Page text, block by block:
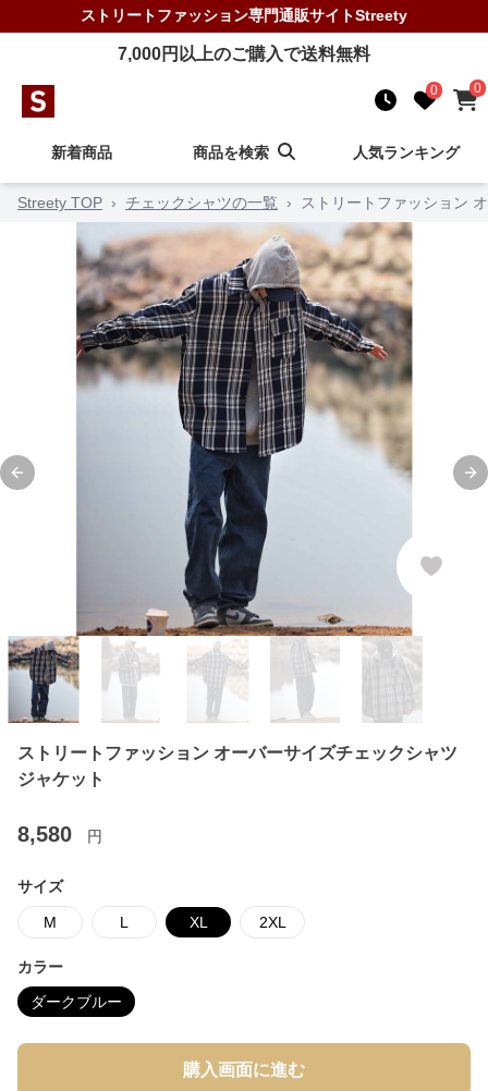
ストリートファッション専門通販サイトStreety
7,000円以上のご購入で送料無料
0 0
新着商品 商品を検索 人気ランキング
Streety TOP › チェックシャツの一覧 › ストリートファッション
Previous slide
ストリートファッション オーバーサイズチェックシャツ
ジャケット
8,580 円
サイズ
M L XL 2XL
カラー
ダークブルー
購入画面に進む